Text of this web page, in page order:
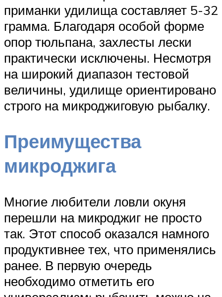
приманки удилища составляет 5-32
грамма. Благодаря особой форме
опор тюльпана, захлесты лески
практически исключены. Несмотря
на широкий диапазон тестовой
величины, удилище ориентировано
строго на микроджиговую рыбалку.
Преимущества
микроджига
Многие любители ловли окуня
перешли на микроджиг не просто
так. Этот способ оказался намного
продуктивнее тех, что применялись
ранее. В первую очередь
необходимо отметить его